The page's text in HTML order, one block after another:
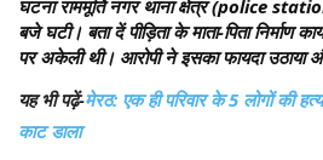
घटना राममूर्ति नगर थाना क्षेत्र (police
बजे घटी। बता दें पीड़िता के माता-पिता निर्माण
पर अकेली थी। आरोपी ने इसका फायदा उठाया
यह भी पढ़ें-मेरठ: एक ही परिवार के 5 लोगों की
काट डाला